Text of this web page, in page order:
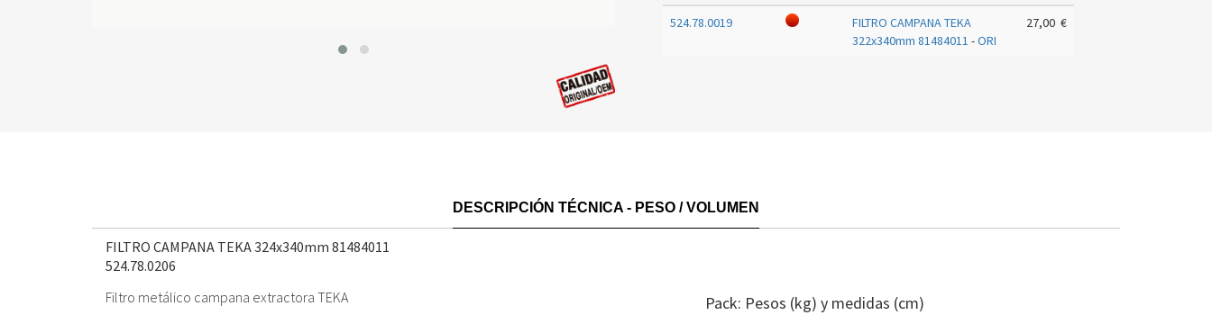
524.78.0019
FILTRO CAMPANA TEKA
322x340mm 81484011 -ORI
27,00 €
DESCRIPCIÓN TÉCNICA - PESO / VOLUMEN
FILTRO CAMPANA TEKA 324x340mm 81484011
524.78.0206
Filtro metálico campana extractora TEKA
Pack: Pesos (kg) y medidas (cm)